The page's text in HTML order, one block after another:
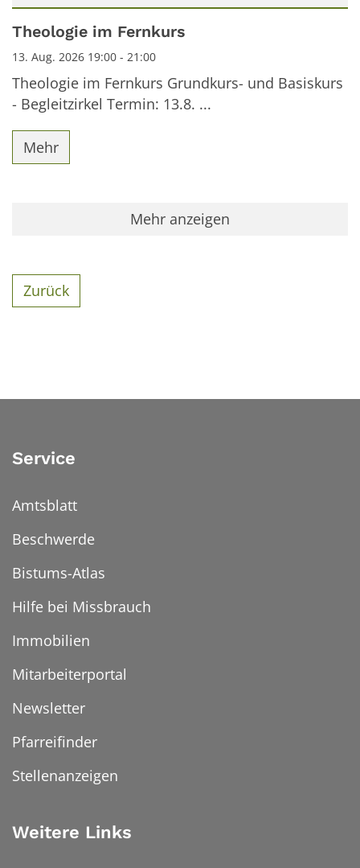
Datum: 13. August 2026
Theologie im Fernkurs
13. Aug. 2026 19:00 - 21:00
Theologie im Fernkurs Grundkurs- und Basiskurs
- Begleitzirkel Termin: 13.8. ...
Mehr
Mehr anzeigen
Zurück
Service
Amtsblatt
Beschwerde
Bistums-Atlas
Hilfe bei Missbrauch
Immobilien
Mitarbeiterportal
Newsletter
Pfarreifinder
Stellenanzeigen
Weitere Links